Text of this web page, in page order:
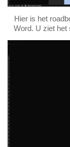
Hier is het
Word. U ziet het